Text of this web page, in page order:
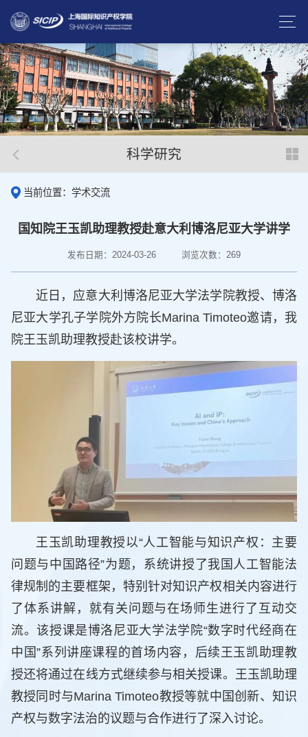
科学研究
当前位置：学术交流
国知院王玉凯助理教授赴意大利博洛尼亚大学讲学
发布日期：2024-03-26 浏览次数：269
近日，应意大利博洛尼亚大学法学院教授、博洛
尼亚大学孔子学院外方院长Marina Timoteo邀请，我
院王玉凯助理教授赴该校讲学。
王玉凯助理教授以“人工智能与知识产权：主要
问题与中国路径”为题，系统讲授了我国人工智能法
律规制的主要框架，特别针对知识产权相关内容进行
了体系讲解，就有关问题与在场师生进行了互动交
流。该授课是博洛尼亚大学法学院“数字时代经商在
中国”系列讲座课程的首场内容，后续王玉凯助理教
授还将通过在线方式继续参与相关授课。王玉凯助理
教授同时与Marina Timoteo教授等就中国创新、知识
产权与数字法治的议题与合作进行了深入讨论。